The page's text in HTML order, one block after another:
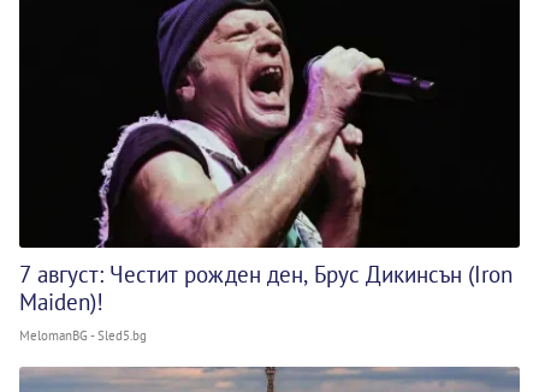
7 август: Честит рожден ден, Брус Дикинсън (Iron
Maiden)!
MelomanBG - Sled5.bg